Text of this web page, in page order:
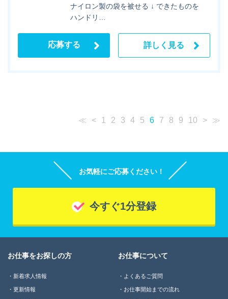
ナイロン製の袋を被せる ↓ できたものを
ハンドリ…
応募する 詳しく見る
≪ < 1 2 3 4 5 6 7 8 9 10 > ≫
お気軽にご応募ください！
今すぐ1分登録
お仕事をお探しの方
新着求人情報
更新情報
お仕事について
よくあるご質問
お仕事開始までの流れ